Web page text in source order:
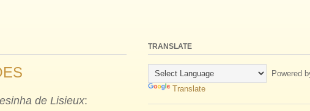
de Lisieux:
TRANSLATE
Powered
Translate